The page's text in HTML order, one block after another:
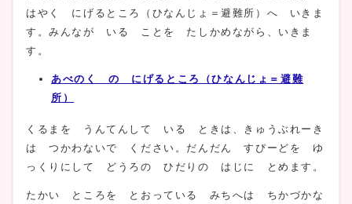
はやく にげるところ（ひなんじょ＝避難所）へ いきま
す。みんなが いる ことを たしかめながら、いきま
す。
あべのく の にげるところ（ひなんじょ＝避難
所）
くるまを うんてんして いる ときは、きゅうぶれーき
は つかわないで ください。だんだん すぴーどを ゆ
っくりにして どうろの ひだりの はじに とめます。
たかい ところを とおっている みちへは ちかづかな